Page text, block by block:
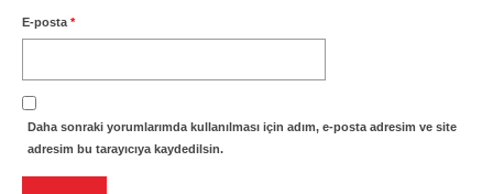
E-posta *
Daha sonraki yorumlarımda kullanılması için adım, e-posta adresim ve site
adresim bu tarayıcıya kaydedilsin.